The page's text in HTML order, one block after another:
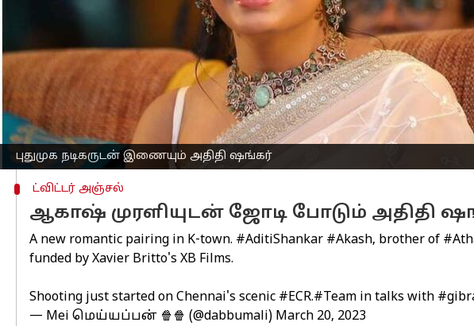
புதுமுக நடிகருடன் இணையும் அதிதி ஷங்கர்
அவர் தற்போது, சிவகார்த்திகேயனுடன், மாவீரன் என்ற
பாண்டிச்சேரியில் நடைபெற்று வருவதாக செய்திகள்
இந்நிலையில், அதிதி ஷங்கரின் அடுத்த படத்தை
நடிகர் அதர்வாவின் தம்பியும், மறைந்த நடிகர்
அவருக்கு ஜோடியாக நடிக்க போகிறாராம் அதிதி
இந்த படத்தை இயக்க போவது, பிரபல இயக்குனர்
ட்விட்டர் அஞ்சல்
ஆகாஷ் முரளியுடன் ஜோடி போடும் அதிதி
A new romantic pairing in K-town. #AditiShankar #Akash, brother of
funded by Xavier Britto's XB Films.
Shooting just started on Chennai's scenic #ECR.#Team in talks with
— Mei மெய்யப்பன் 🍿🍿 (@dabbumali) March 20, 2023